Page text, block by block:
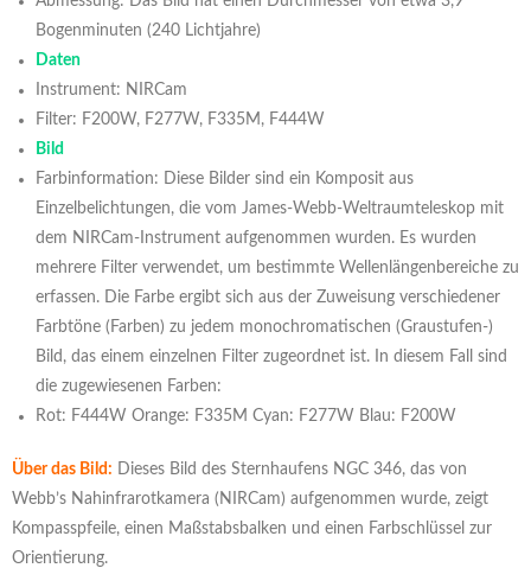
Bogenminuten (240 Lichtjahre)
Daten
Instrument: NIRCam
Filter: F200W, F277W, F335M, F444W
Bild
Farbinformation: Diese Bilder sind ein Komposit aus
Einzelbelichtungen, die vom James-Webb-Weltraumteleskop mit
dem NIRCam-Instrument aufgenommen wurden. Es wurden
mehrere Filter verwendet, um bestimmte Wellenlängenbereiche zu
erfassen. Die Farbe ergibt sich aus der Zuweisung verschiedener
Farbtöne (Farben) zu jedem monochromatischen (Graustufen-)
Bild, das einem einzelnen Filter zugeordnet ist. In diesem Fall sind
die zugewiesenen Farben:
Rot: F444W Orange: F335M Cyan: F277W Blau: F200W
Über das Bild: Dieses Bild des Sternhaufens NGC 346, das von
Webb’s Nahinfrarotkamera (NIRCam) aufgenommen wurde, zeigt
Kompasspfeile, einen Maßstabsbalken und einen Farbschlüssel zur
Orientierung.